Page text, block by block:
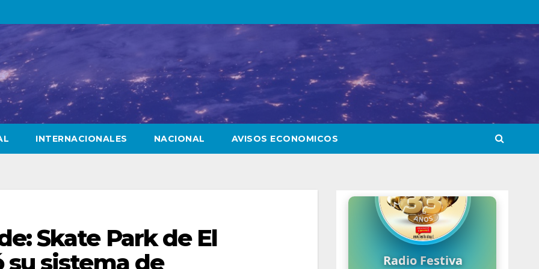
INTERNACIONALES NACIONAL AVISOS ECONOMICOS
Skate Park de El
su sistema de